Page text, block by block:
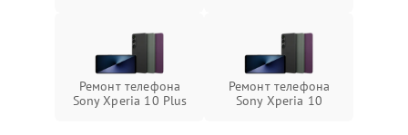
Ремонт телефона
Sony Xperia 10 Plus
Ремонт телефона
Sony Xperia 10